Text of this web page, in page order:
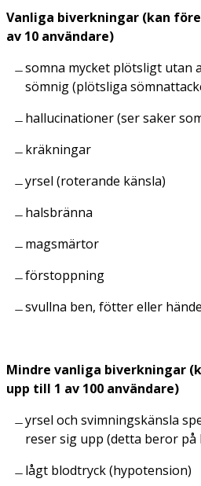
Vanliga biverkningar (kan
av 10 användare)
somna mycket plötsligt utan
sömnig (plötsliga
hallucinationer (ser saker
kräkningar
yrsel (roterande känsla)
halsbränna
magsmärtor
förstoppning
svullna ben, fötter eller
Mindre vanliga biverkningar
upp till 1 av 100 användare)
yrsel och svimningskänsla
reser sig upp (detta beror på
lågt blodtryck (hypotension)